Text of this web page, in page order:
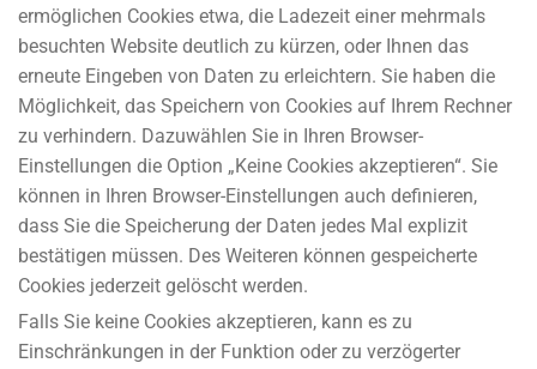
ermöglichen Cookies etwa, die Ladezeit einer mehrmals
besuchten Website deutlich zu kürzen, oder Ihnen das
erneute Eingeben von Daten zu erleichtern. Sie haben die
Möglichkeit, das Speichern von Cookies auf Ihrem Rechner
zu verhindern. Dazuwählen Sie in Ihren Browser-
Einstellungen die Option „Keine Cookies akzeptieren“. Sie
können in Ihren Browser-Einstellungen auch definieren,
dass Sie die Speicherung der Daten jedes Mal explizit
bestätigen müssen. Des Weiteren können gespeicherte
Cookies jederzeit gelöscht werden.
Falls Sie keine Cookies akzeptieren, kann es zu
Einschränkungen in der Funktion oder zu verzögerter